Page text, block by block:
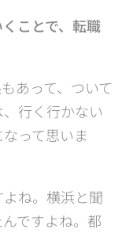
ことで、転職
あって、ついて
行く行かない
って思いま
ね。横浜と聞
ですよね。都